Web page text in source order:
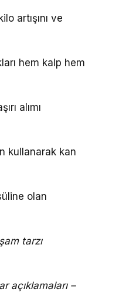
artışını ve
hem kalp hem
alımı
kullanarak kan
olan
tarzı
açıklamaları –